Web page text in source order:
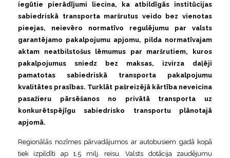
iegūtie pierādījumi liecina, ka atbildīgās institūcijas
sabiedriskā transporta maršrutus veido bez vienotas
pieejas, neievēro normatīvo regulējumu par valsts
garantējamo pakalpojumu apjomu, pilda normatīvajam
aktam neatbilstošus lēmumus par maršrutiem, kuros
pakalpojumus sniedz bez maksas, izvirza daļēji
pamatotas sabiedriskā transporta pakalpojumu
kvalitātes prasības. Turklāt pašreizējā kārtība neveicina
pasažieru pārsēšanos no privātā transporta uz
konkurētspējīgu sabiedrisko transportu plānotajā
apjomā.
Reģionālās nozīmes pārvadājumos ar autobusiem gadā kopā
tiek izpildīti ap 1,5 milj. reisu. Valsts dotācija zaudējumu